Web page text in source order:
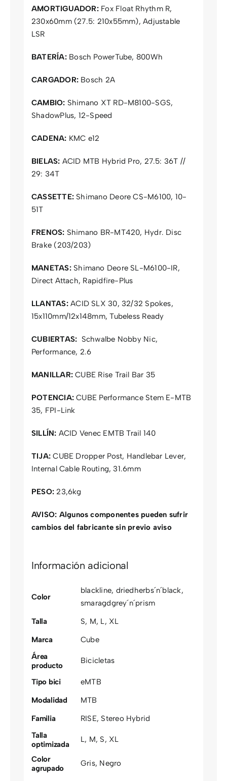
AMORTIGUADOR:Fox Float Rhythm R,
230x60mm (27.5: 210x55mm), Adjustable
LSR
BATERÍA:Bosch PowerTube, 800Wh
CARGADOR: Bosch 2A
CAMBIO: Shimano XT RD-M8100-SGS,
ShadowPlus, 12-Speed
CADENA: KMC e12
BIELAS: ACID MTB Hybrid Pro, 27.5: 36T //
29: 34T
CASSETTE: Shimano Deore CS-M6100, 10-
51T
FRENOS: Shimano BR-MT420, Hydr. Disc
Brake (203/203)
MANETAS:Shimano Deore SL-M6100-IR,
Direct Attach, Rapidfire-Plus
LLANTAS:ACID SLX 30, 32/32 Spokes,
15x110mm/12x148mm, Tubeless Ready
CUBIERTAS: Schwalbe Nobby Nic,
Performance, 2.6
MANILLAR: CUBE Rise Trail Bar 35
POTENCIA: CUBE Performance Stem E-MTB
35, FPI-Link
SILLÍN: ACID Venec EMTB Trail 140
TIJA: CUBE Dropper Post, Handlebar Lever,
Internal Cable Routing, 31.6mm
PESO: 23,6kg
AVISO: Algunos componentes pueden sufrir
cambios del fabricante sin previo aviso
Información adicional
Color
blackline, driedherbs´n´black,
smaragdgrey´n´prism
Talla
S, M, L, XL
Marca
Cube
Área
producto
Bicicletas
Tipo bici
eMTB
Modalidad
MTB
Familia
RISE, Stereo Hybrid
Talla
optimizada
L, M, S, XL
Color
agrupado
Gris, Negro